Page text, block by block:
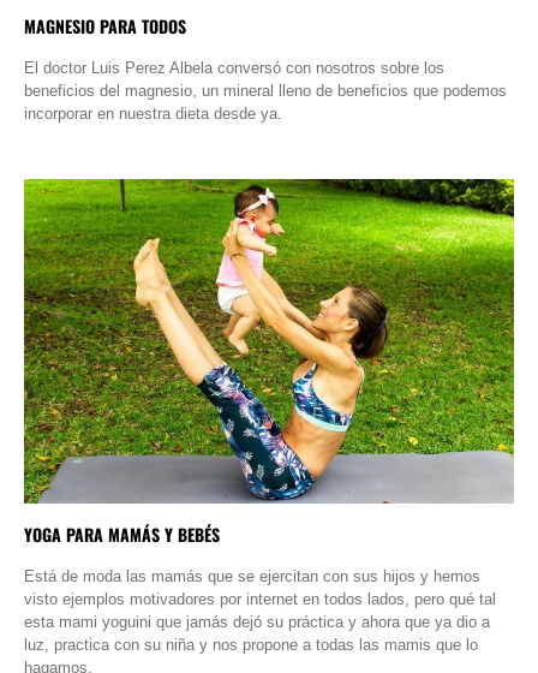
MAGNESIO PARA TODOS
El doctor Luis Perez Albela conversó con nosotros sobre los
beneficios del magnesio, un mineral lleno de beneficios que podemos
incorporar en nuestra dieta desde ya.
YOGA PARA MAMÁS Y BEBÉS
Está de moda las mamás que se ejercitan con sus hijos y hemos
visto ejemplos motivadores por internet en todos lados, pero qué tal
esta mami yoguini que jamás dejó su práctica y ahora que ya dio a
luz, practica con su niña y nos propone a todas las mamis que lo
hagamos.